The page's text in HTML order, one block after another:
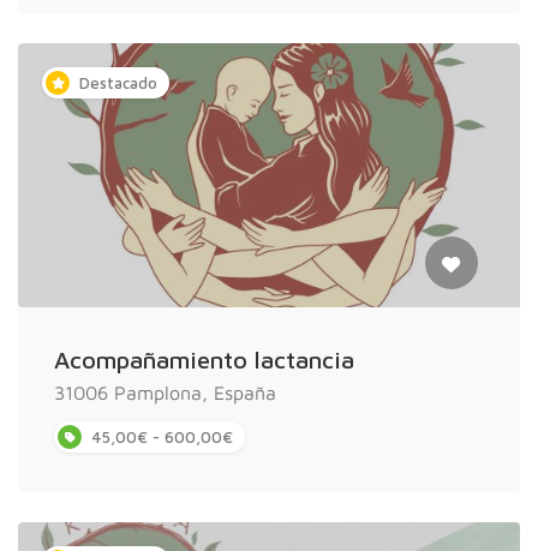
Destacado
Acompañamiento lactancia
31006 Pamplona, España
45,00€ - 600,00€